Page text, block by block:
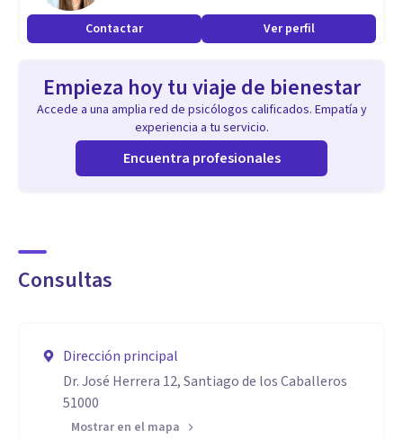
* Hipnoterapia y Regresiones
* Psicoterapia
Aptitudes
* Pensamiento analítico
* Inteligencia emocional
* Entre otras.
Contactar Ver perfil
Empieza hoy tu viaje de bienestar
Accede a una amplia red de psicólogos calificados. Empatía y
experiencia a tu servicio.
Encuentra profesionales
Consultas
Dirección principal
Dr. José Herrera 12, Santiago de los Caballeros
51000
Mostrar en el mapa